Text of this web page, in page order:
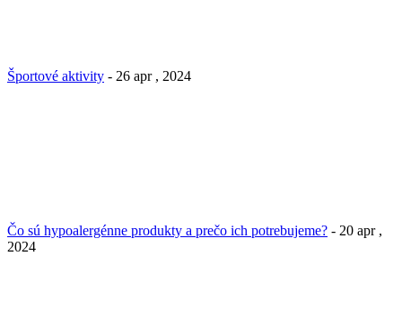
Športové aktivity - 26 apr , 2024
Čo sú hypoalergénne produkty a prečo ich potrebujeme? - 20 apr ,
2024